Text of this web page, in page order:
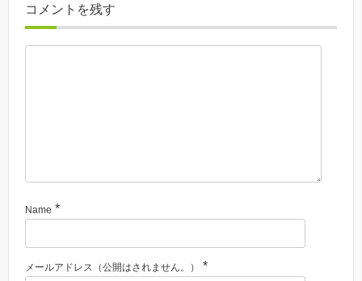
コメントを残す
Name *
メールアドレス（公開はされません。） *